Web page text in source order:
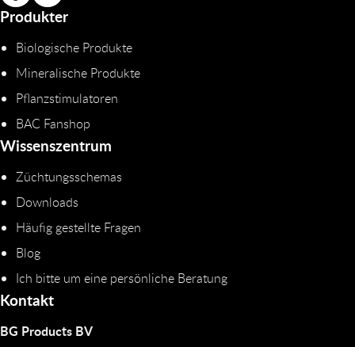
Produkter
Biologische Produkte
Mineralische Produkte
Pflanzstimulatoren
BAC Fanshop
Wissenszentrum
Züchtungsschemas
Downloads
Häufig gestellte Fragen
Blog
Ich bitte um eine persönliche Beratung
Kontakt
BG Products BV